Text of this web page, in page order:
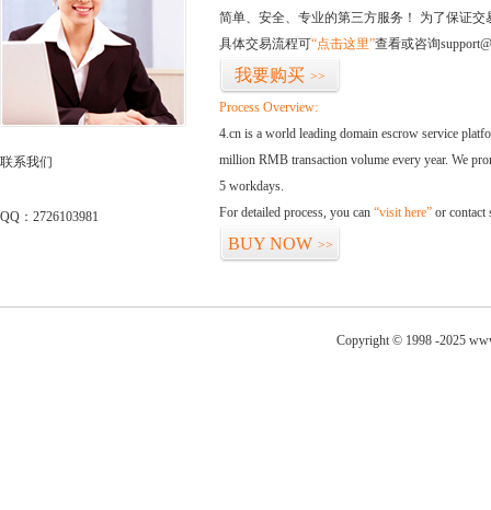
联系我们
QQ：2726103981
简单、安全、专业的第三方服务！ 为了保证
具体交易流程可“点击这里”查看或咨询
我要购买 >>
Process Overview:
4.cn is a world leading domain escrow service
million RMB transaction volume every year. We
5 workdays.
For detailed process, you can “visit here” or contact
BUY NOW >>
Copyright © 1998 -2025